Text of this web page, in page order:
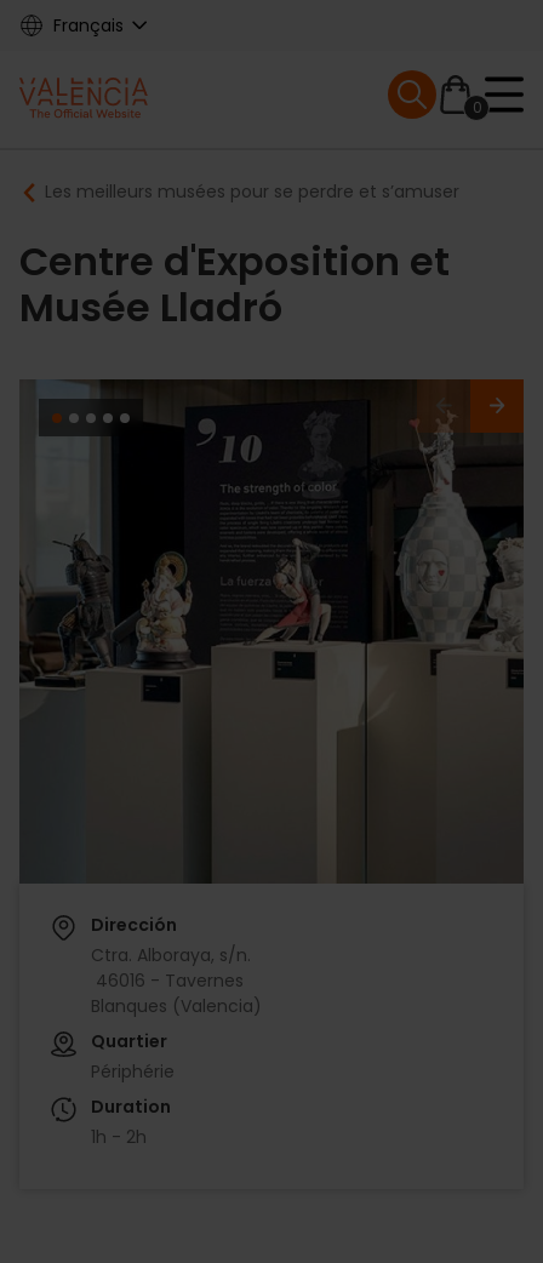
Skip
content
Français
Main
navigation
0
Mobile menu
Breadcrumb
Les meilleurs musées pour se perdre et s’amuser
Centre d'Exposition et
Musée Lladró
Dirección
Ctra. Alboraya, s/n.
46016 - Tavernes
Blanques (Valencia)
Quartier
Périphérie
Duration
1h - 2h